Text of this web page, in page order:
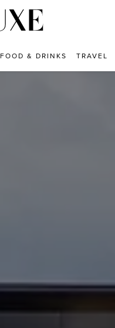
FOOD & DRINKS TRAVEL